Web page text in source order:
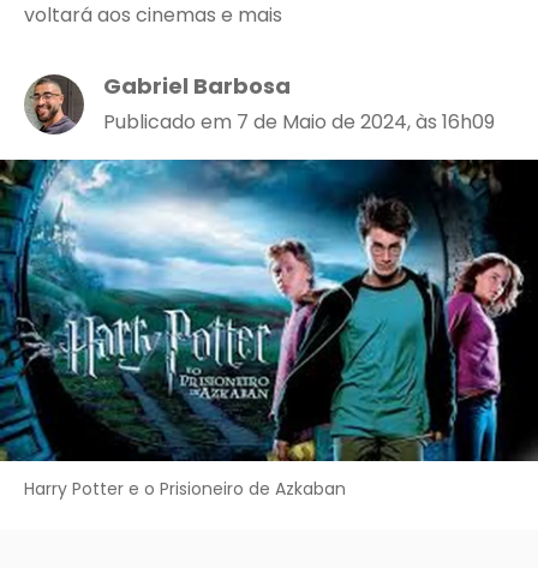
voltará aos cinemas e mais
Gabriel Barbosa
Publicado em 7 de Maio de 2024, às 16h09
Harry Potter e o Prisioneiro de Azkaban